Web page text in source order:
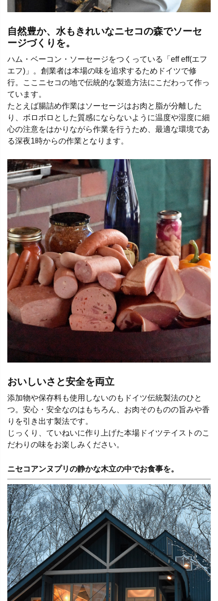
自然豊か、水もきれいなニセコの森でソーセ
ージづくりを。
ハム・ベーコン・ソーセージをつくっている「eff eff(エフ
エフ)」。創業者は本場の味を追求するためドイツで修
行。ここニセコの地で伝統的な製造方法にこだわって作っ
ています。
たとえば腸詰め作業はソーセージはお肉と脂が分離した
り、ボロボロとした質感にならないように温度や湿度に細
心の注意をはかりながら作業を行うため、最適な環境であ
る深夜1時からの作業となります。
おいしいさと安全を両立
添加物や保存料も使用しないのもドイツ伝統製法のひと
つ。安心・安全なのはもちろん、お肉そのものの旨みや香
りを引き出す製法です。
じっくり、ていねいに作り上げた本場ドイツテイストのこ
だわりの味をお楽しみください。
ニセコアンヌプリの静かな木立の中でお食事を。